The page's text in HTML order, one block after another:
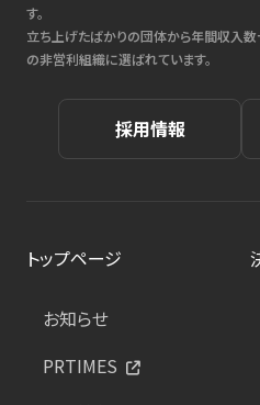
す。
立ち上げたばかりの団体から年間収入
の非営利組織に選ばれています。
採用情報
トップページ
お知らせ
PRTIMES